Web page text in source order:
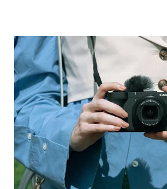
và lên kế hoạch nâng cấp thiết bị hợp
2025: Canon EOS R7 Mark II Sau một
các sản phẩm đình đám như từ EOS R1
năm ngoái đến PowerShot V1 và EOS
nhiều diễn đàn đồn đoán rằng máy
cho ra mắt khả năng cao là Canon
thông tin cung cấp đều cho rằng R7
máy ảnh có hiệu suất mạnh mẽ, sở hữu